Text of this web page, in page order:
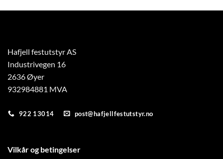
Hafjell festutstyr AS
Industrivegen 16
2636 Øyer
932984881 MVA
922 13014 post@hafjellfestutstyr.no
Vilkår og betingelser